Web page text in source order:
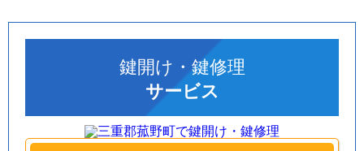
鍵開け・鍵修理
サービス